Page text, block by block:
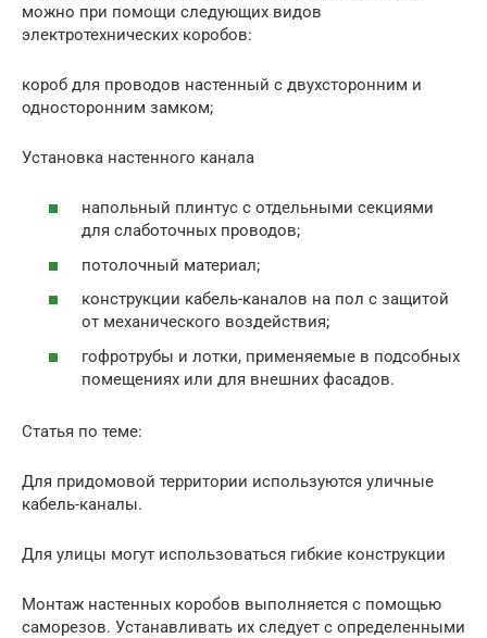
можно при помощи следующих видов
электротехнических коробов:
короб для проводов настенный с двухсторонним и
односторонним замком;
Установка настенного канала
напольный плинтус с отдельными секциями
для слаботочных проводов;
потолочный материал;
конструкции кабель-каналов на пол с защитой
от механического воздействия;
гофротрубы и лотки, применяемые в подсобных
помещениях или для внешних фасадов.
Статья по теме:
Для придомовой территории используются уличные
кабель-каналы.
Для улицы могут использоваться гибкие конструкции
Монтаж настенных коробов выполняется с помощью
саморезов. Устанавливать их следует с определенными